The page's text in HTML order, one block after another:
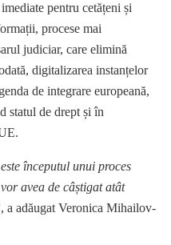
pentru cetățeni și
procese mai
judiciar, care elimină
digitalizarea instanțelor
de integrare europeană,
statul de drept și în
începutul unui proces
avea de câștigat atât
, a adăugat Veronica Mihailov-